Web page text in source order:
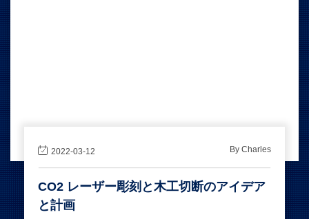
2022-03-12 By Charles
CO2 レーザー彫刻と木工切断のアイデア
と計画